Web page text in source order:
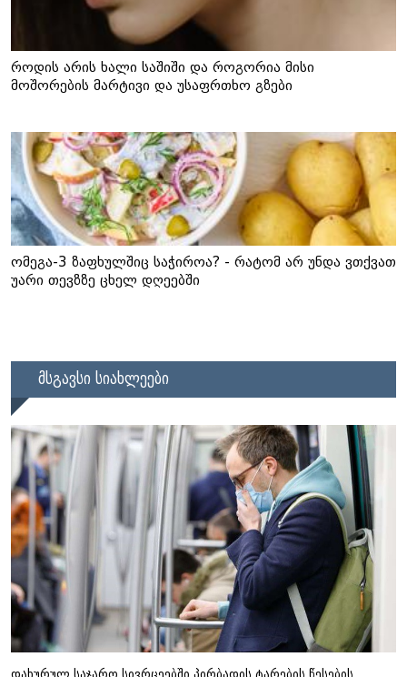
როდის არის ხალი საშიში და როგორია მისი
მოშორების მარტივი და უსაფრთხო გზები
ომეგა-3 ზაფხულშიც საჭიროა? - რატომ არ უნდა ვთქვათ
უარი თევზზე ცხელ დღეებში
მსგავსი სიახლეები